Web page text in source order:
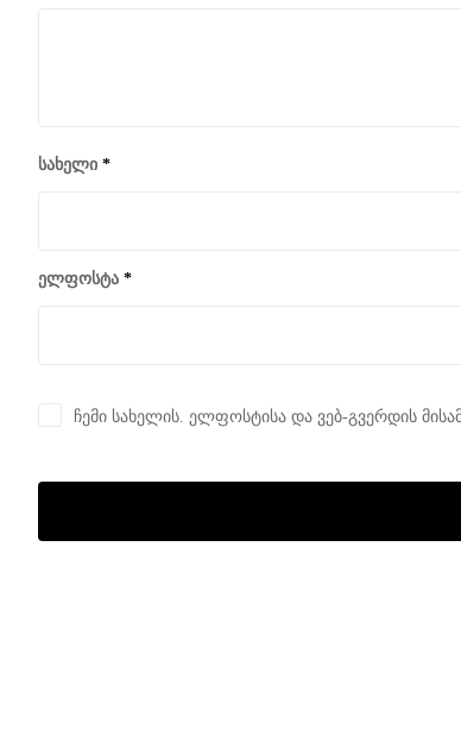
სახელი *
ელფოსტა *
ჩემი სახელის. ელფოსტისა და ვებ-გვერდის